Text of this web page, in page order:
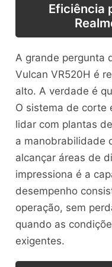
Eficiência
A grande pergunta
Vulcan VR520H é
alto. A verdade é
O sistema de corte
lidar com plantas
a manobrabilidade
alcançar áreas de
impressiona é a
desempenho
operação, sem
quando as
exigentes.